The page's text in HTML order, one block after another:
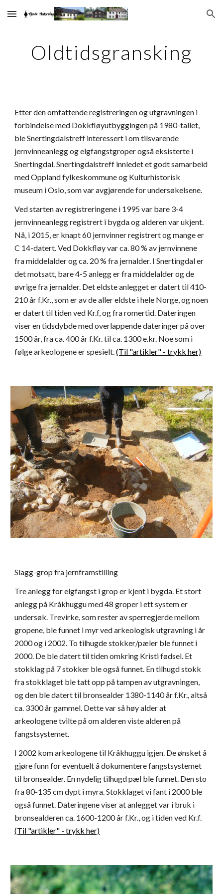
Skip to main content Skip to navigation
Oldtidsgransking
Etter den omfattende registreringen og utgravningen i
forbindelse med Dokkfløyutbyggingen på 1980-tallet,
ble Snertingdalstreff interessert i om tilsvarende
jernvinneanlegg og elgfangstgroper også eksisterte i
Snertingdal. Snertingdalstreff innledet et godt samarbeid
med Oppland fylkeskommune og Kulturhistorisk
museum i Oslo, som var avgjørende for undersøkelsene.
Ved starten av registreringene i 1995 var bare 3-4
jernvinneanlegg registrert i bygda og alderen var ukjent.
Nå, i 2015, er knapt 60 jernvinner registrert og mange er
C 14-datert. Ved Dokkfløy var ca. 80 % av jernvinnene
fra middelalder og ca. 20 % fra jernalder. I Snertingdal er
det motsatt, bare 4-5 anlegg er fra middelalder og de
øvrige fra jernalder. Det eldste anlegget er datert til 410-
210 år f.Kr., som er av de aller eldste i hele Norge, og noen
er datert til tiden ved Kr.f, og fra romertid. Dateringen
viser en tidsdybde med overlappende dateringer på over
1500 år, fra ca. 400 år f.Kr. til ca. 1300 e.kr. Noe som i
følge arkeologene er spesielt.(Til "artikler" - trykk her)
Slagg-grop fra jernframstilling
Tre anlegg for elgfangst i grop er kjent i bygda. Et stort
anlegg på Kråkhuggu med 48 groper i ett system er
undersøk. Trevirke, som rester av sperregjerde mellom
gropene, ble funnet i myr ved arkeologisk utgravning i år
2000 og i 2002. To tilhugde stokker/pæler ble funnet i
2000. De ble datert til tiden omkring Kristi fødsel. Et
stokklag på 7 stokker ble også funnet. En tilhugd stokk
fra stokklaget ble tatt opp på tampen av utgravningen,
og den ble datert til bronsealder 1380-1140 år f.Kr., altså
ca. 3300 år gammel. Dette var så høy alder at
arkeologene tvilte på om alderen viste alderen på
fangstsystemet.
I 2002 kom arkeologene til Kråkhuggu igjen. De ønsket å
gjøre funn for eventuelt å dokumentere fangstsystemet
til bronsealder. En nydelig tilhugd pæl ble funnet. Den sto
fra 80-135 cm dypt i myra. Stokklaget vi fant i 2000 ble
også funnet. Dateringene viser at anlegget var i bruk i
bronsealderen ca. 1600-1200 år f.Kr., og i tiden ved Kr.f.
(Til "artikler" - trykk her)